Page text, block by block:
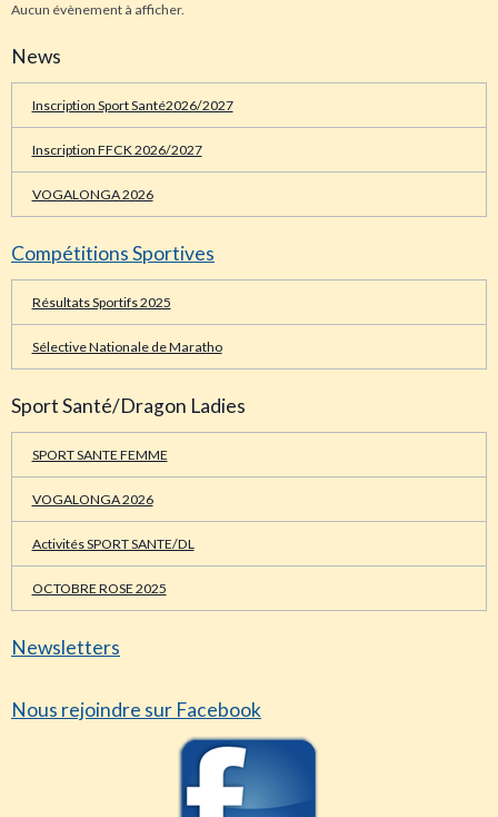
Aucun évènement à afficher.
News
Inscription Sport Santé2026/2027
Inscription FFCK 2026/2027
VOGALONGA 2026
Compétitions Sportives
Résultats Sportifs 2025
Sélective Nationale de Maratho
Sport Santé/Dragon Ladies
SPORT SANTE FEMME
VOGALONGA 2026
Activités SPORT SANTE/DL
OCTOBRE ROSE 2025
Newsletters
Nous rejoindre sur Facebook